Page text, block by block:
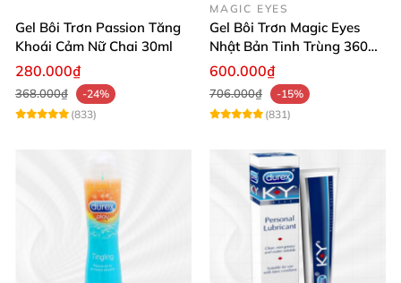
Gel Bôi Trơn Passion Tăng
Khoái Cảm Nữ Chai 30ml
280.000₫
368.000₫
-24%
(833)
MAGIC EYES
Gel Bôi Trơn Magic Eyes
Nhật Bản Tinh Trùng 360ml
Kích Thích
600.000₫
706.000₫
-15%
(831)